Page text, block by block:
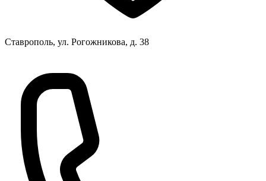
Ставрополь, ул. Рогожникова, д. 38